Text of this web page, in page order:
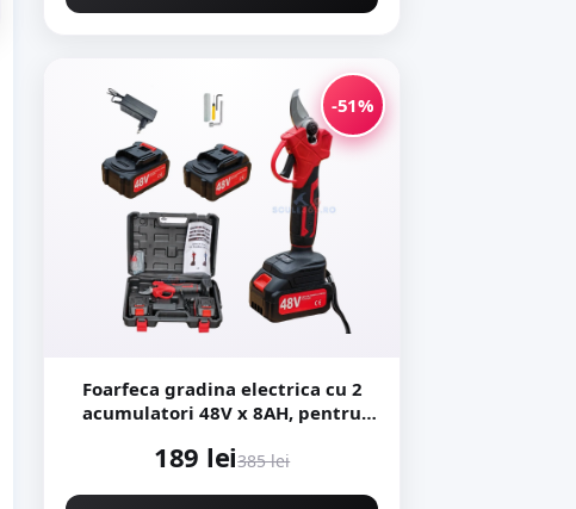
-51%
Foarfeca gradina electrica cu 2
acumulatori 48V x 8AH, pentru
Valiza, profesional Motoyama
189 lei385 lei